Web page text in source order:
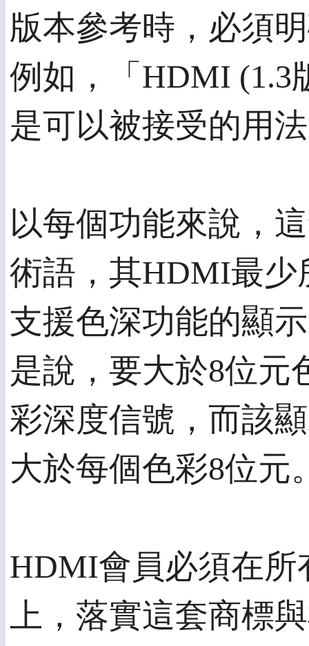
版本參考時，必須
例如，「HDMI (1.3
是可以被接受的用
以每個功能來說，
術語，其HDMI最少
支援色深功能的顯
是說，要大於8位元
彩深度信號，而該
大於每個色彩8位元
HDMI會員必須在所
上，落實這套商標